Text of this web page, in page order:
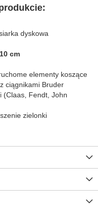
dyskowa
cm
elementy koszące
ciągnikami Bruder
(Claas, Fendt, John
zielonki